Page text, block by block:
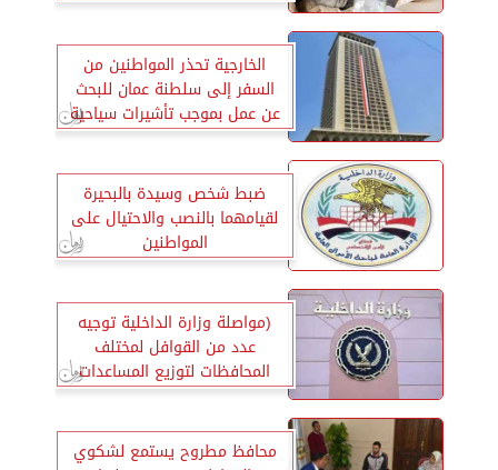
الخارجية تحذر المواطنين من
السفر إلى سلطنة عمان للبحث
عن عمل بموجب تأشيرات سياحية
ضبط شخص وسيدة بالبحيرة
لقيامهما بالنصب والاحتيال على
المواطنين
(مواصلة وزارة الداخلية توجيه
عدد من القوافل لمختلف
المحافظات لتوزيع المساعدات
العينية على المواطنين )
محافظ مطروح يستمع لشكوي